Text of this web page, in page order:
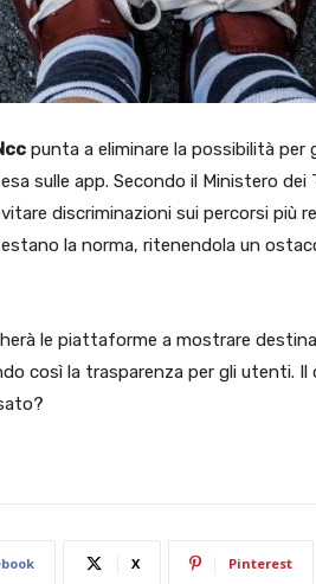
punta a eliminare la possibilità
sulle app. Secondo il Ministero dei
discriminazioni sui percorsi più
la norma, ritenendola un
le piattaforme a mostrare
così la trasparenza per gli utenti.
X Pinterest